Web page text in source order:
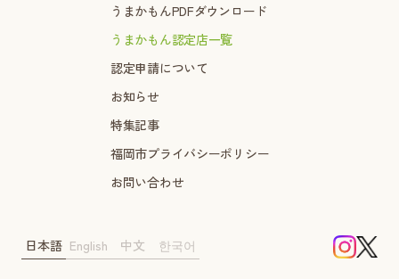
うまかもんPDFダウンロード
うまかもん認定店一覧
認定申請について
お知らせ
特集記事
福岡市プライバシーポリシー
お問い合わせ
日本語 English 中文 한국어